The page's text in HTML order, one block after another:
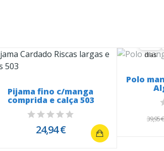
Pijama fino c/manga
comprida e calça 503
24,94 €
dias
Polo
39,95 €